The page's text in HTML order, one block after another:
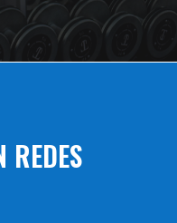
REDES